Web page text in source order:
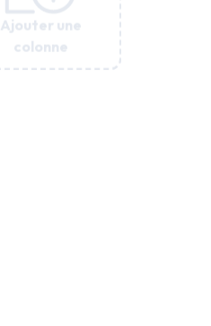
Ajouter une
colonne
Ajouter une
colonne
Ajouter une
colonne
Ajouter une
colonne